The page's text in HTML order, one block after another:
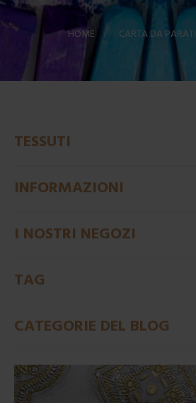
HOME > CARTA DA PARATI
TESSUTI
INFORMAZIONI
I NOSTRI NEGOZI
TAG
CATEGORIE DEL BLOG